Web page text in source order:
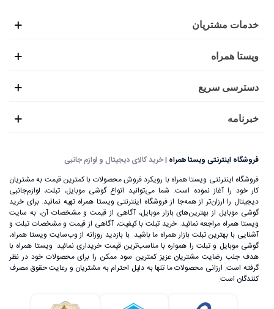
خدمات مشتریان
ویستا همراه
دسترسی سریع
خبرنامه
فروشگاه اینترنتی ویستا همراه |خرید کالای دیجیتال و لوازم جانبی
فروشگاه اینترنتی ویستا همراه با رویکرد فروش محصولات با کمترین قیمت به مشتریان
کار خود را آغاز نموده است. شما می‌توانید انواع گوشی موبایل، تبلت، لوازم‌جانبی
دیجیتال را ارزان‌تر از همه‌جا از فروشگاه اینترنتی ویستا همراه تهیه نمائید. برای خرید
گوشی موبایل از بهترین‌های بازار موبایل، آگاهی از قیمت و مشخصات آن، به ‌سایت
ویستا همراه مراجعه نمائید. خرید تبلت با کیفیت، آگاهی از قیمت و مشخصات تبلت و
آشنایی با بهترین تبلت بازار همراه ما باشید. با بازدید روزانه از وب‌سایت ویستا همراه،
گوشی موبایل و تبلت را همواره با مناسب‌ترین قیمت خریداری نمائید. ویستا همراه با
هدف جلب رضایت مشتریان عزیز کمترین سود ممکن را برای محصولات خود در نظر
گرفته است. ارزانی محصولات ما تنها به دلیل احترام به مشتریان و رعایت حقوق مصرف
کنندگان است.